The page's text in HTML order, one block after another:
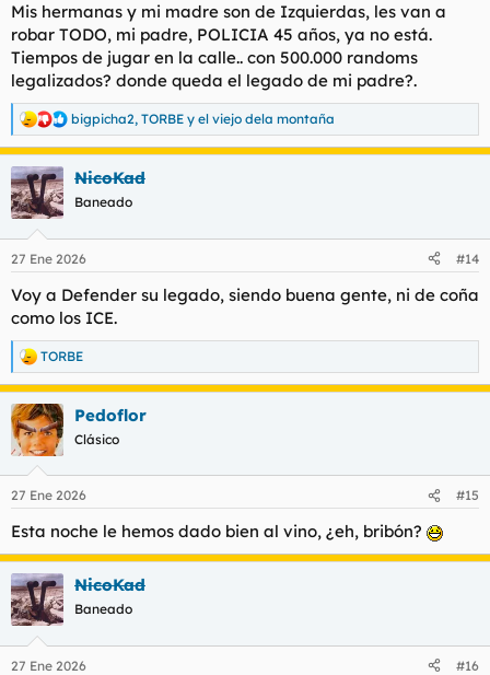
:
Mis hermanas y mi madre son de Izquierdas, les van a
robar TODO, mi padre, POLICIA 45 años, ya no está.
Tiempos de jugar en la calle.. con 500.000 randoms
legalizados? donde queda el legado de mi padre?.
R
e
a
c
c
i
e
:
bigpicha2, TORBE y el viejo dela montaña
NicoKad
Baneado
27 Ene 2026 #14
Voy a Defender su legado, siendo buena gente, ni de coña
como los ICE.
R
e
a
c
c
i
e
:
TORBE
Pedoflor
Clásico
27 Ene 2026 #15
Esta noche le hemos dado bien al vino, ¿eh, bribón?
NicoKad
Baneado
27 Ene 2026 #16